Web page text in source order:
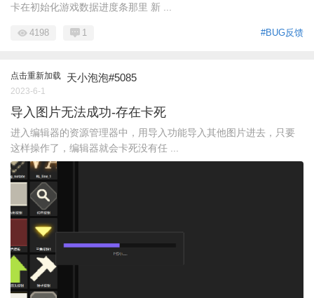
卡在初始化游戏数据进度条那里 新 ...
#BUG反馈
4198 1
点击重新加载 天小泡泡#5085
2023-6-1
导入图片无法成功-存在卡死
进入编辑器的资源管理器中，用导入功能导入其他图片进去，只要
这样操作了，编辑器就会卡死没有任 ...